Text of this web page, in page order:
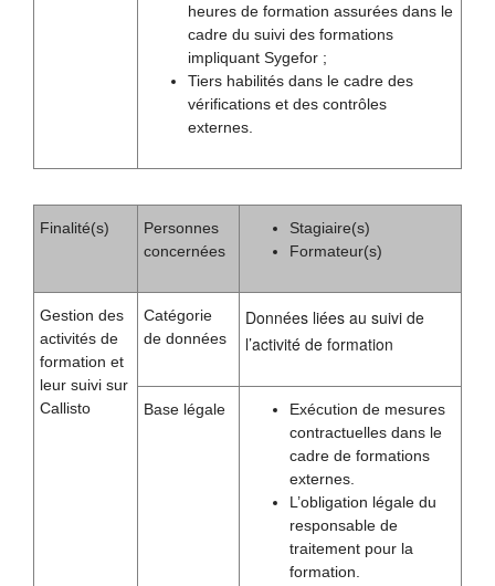
heures de formation assurées dans le
cadre du suivi des formations
impliquant Sygefor ;
Tiers habilités dans le cadre des
vérifications et des contrôles
externes.
Finalité(s)
Personnes
concernées
Stagiaire(s)
Formateur(s)
Gestion des
activités de
formation et
leur suivi sur
Callisto
Catégorie
de données
Données liées au suivi de
l’activité de formation
Base légale
Exécution de mesures
contractuelles dans le
cadre de formations
externes.
L’obligation légale du
responsable de
traitement pour la
formation.